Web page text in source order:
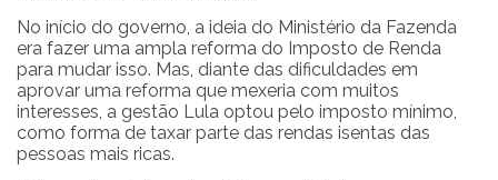
No início do governo, a ideia do Ministério da Fazenda
era fazer uma ampla reforma do Imposto de Renda
para mudar isso. Mas, diante das dificuldades em
aprovar uma reforma que mexeria com muitos
interesses, a gestão Lula optou pelo imposto mínimo,
como forma de taxar parte das rendas isentas das
pessoas mais ricas.